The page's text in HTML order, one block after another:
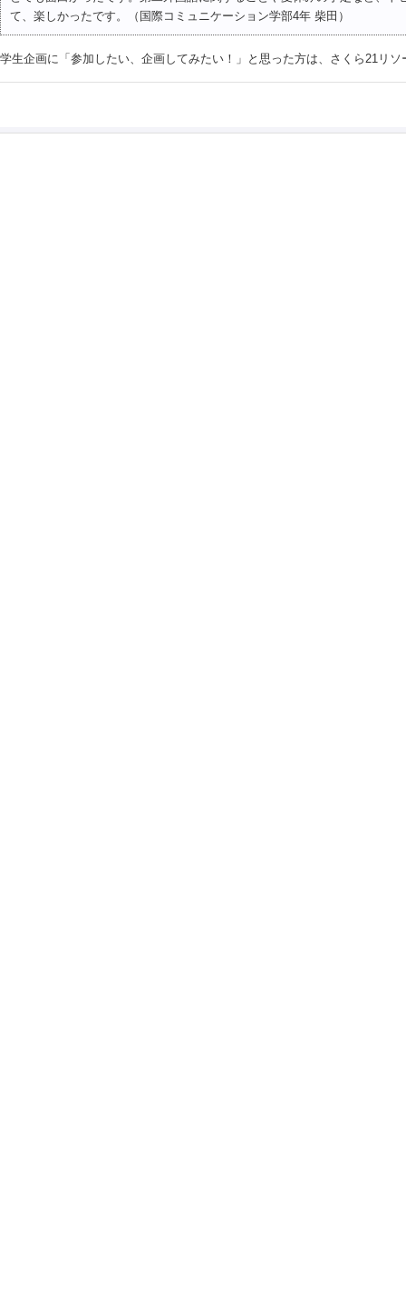
て、楽しかったです。（国際コミュニケーション学部4年 柴田）
学生企画に「参加したい、企画してみたい！」と思った方は、さくら21リ